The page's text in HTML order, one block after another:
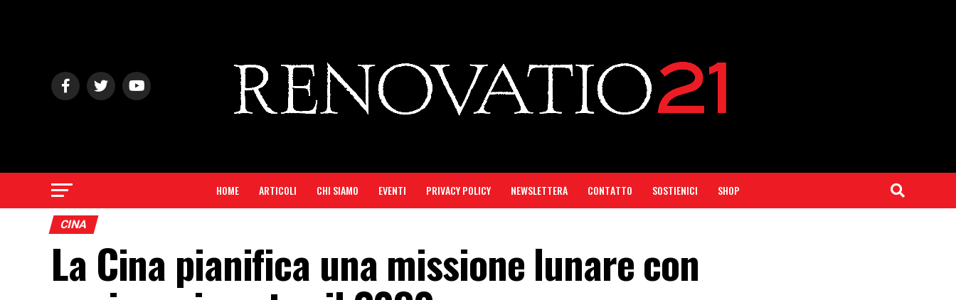
HOME ARTICOLI CHI SIAMO EVENTI PRIVACY POLICY NEWSLETTERA CONTATTO SOSTIENICI SHOP
CINA
La Cina pianifica una missione lunare con